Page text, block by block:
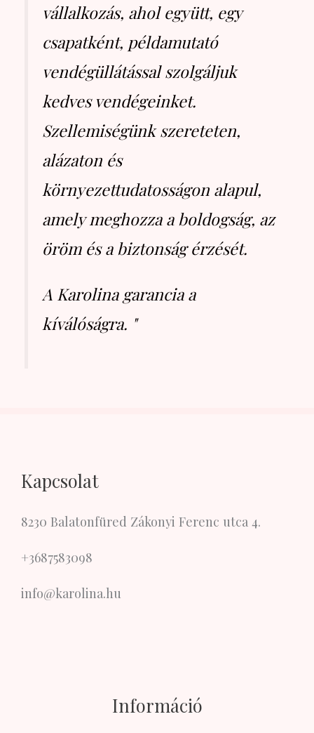
vállalkozás, ahol együtt, egy
csapatként, példamutató
vendégüllátással szolgáljuk
kedves vendégeinket.
Szellemiségünk szereteten,
alázaton és
környezettudatosságon alapul,
amely meghozza a boldogság, az
öröm és a biztonság érzését.
A Karolina garancia a
kíválóságra. "
Kapcsolat
8230 Balatonfüred Zákonyi Ferenc utca 4.
+3687583098
info@karolina.hu
Információ